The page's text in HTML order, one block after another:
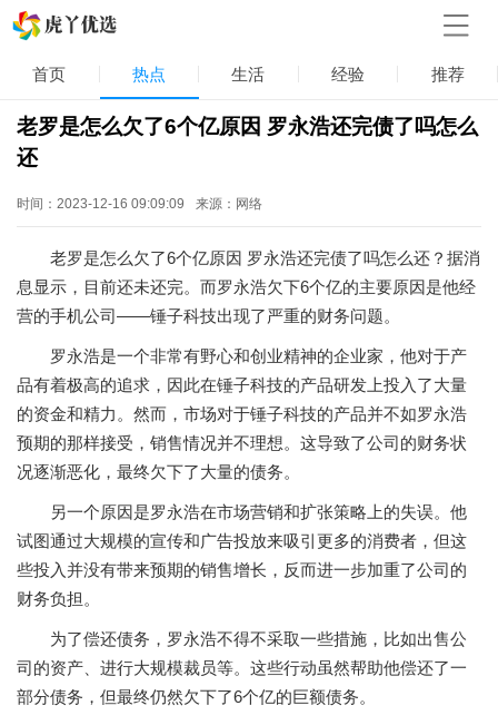
首页 热点 生活 经验 推荐
老罗是怎么欠了6个亿原因 罗永浩还完债了吗怎么
还
时间：2023-12-16 09:09:09 来源：网络
老罗是怎么欠了6个亿原因 罗永浩还完债了吗怎么还？据消
息显示，目前还未还完。而罗永浩欠下6个亿的主要原因是他经
营的手机公司——锤子科技出现了严重的财务问题。
罗永浩是一个非常有野心和创业精神的企业家，他对于产
品有着极高的追求，因此在锤子科技的产品研发上投入了大量
的资金和精力。然而，市场对于锤子科技的产品并不如罗永浩
预期的那样接受，销售情况并不理想。这导致了公司的财务状
况逐渐恶化，最终欠下了大量的债务。
另一个原因是罗永浩在市场营销和扩张策略上的失误。他
试图通过大规模的宣传和广告投放来吸引更多的消费者，但这
些投入并没有带来预期的销售增长，反而进一步加重了公司的
财务负担。
为了偿还债务，罗永浩不得不采取一些措施，比如出售公
司的资产、进行大规模裁员等。这些行动虽然帮助他偿还了一
部分债务，但最终仍然欠下了6个亿的巨额债务。